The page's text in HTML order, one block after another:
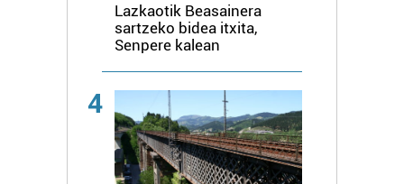
Lazkaotik Beasainera
sartzeko bidea itxita,
Senpere kalean
4